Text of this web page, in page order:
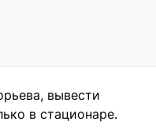
вывести
в стационаре.